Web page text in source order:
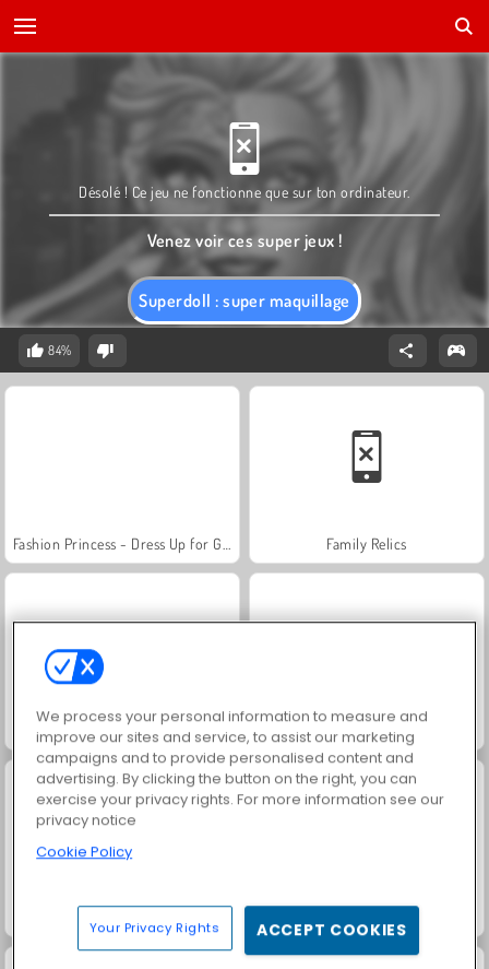
Superdoll : super maquillage
Désolé ! Ce jeu ne fonctionne que sur ton ordinateur.
Venez voir ces super jeux !
84%
Family Relics
Farm Merge Valley Jewel Garden Story
We process your personal information to measure and
improve our sites and service, to assist our marketing
campaigns and to provide personalised content and
advertising. By clicking the button on the right, you can
exercise your privacy rights. For more information see our
privacy notice
Cookie Policy
Your Privacy Rights ACCEPT COOKIES